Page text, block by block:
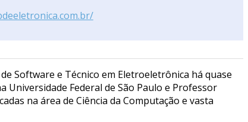
Software e Técnico em Eletroeletrônica há quase
Federal de São Paulo e Professor
na área de Ciência da Computação e vasta